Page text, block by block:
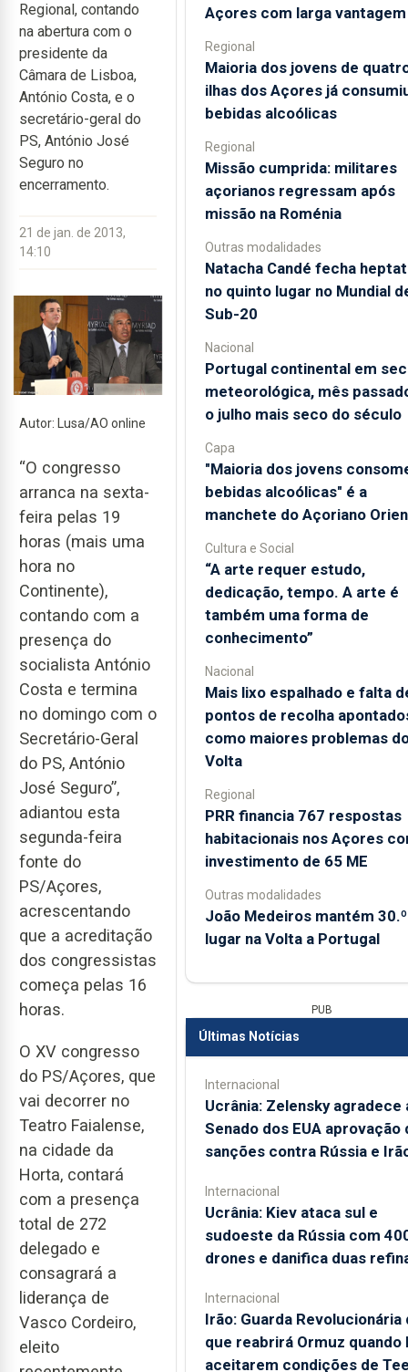
Regional, contando
na abertura com o
presidente da
Câmara de Lisboa,
António Costa, e o
secretário-geral do
PS, António José
Seguro no
encerramento.
21 de jan. de 2013,
14:10
Autor: Lusa/AO online
“O congresso
arranca na sexta-
feira pelas 19
horas (mais uma
hora no
Continente),
contando com a
presença do
socialista António
Costa e termina
no domingo com o
Secretário-Geral
do PS, António
José Seguro”,
adiantou esta
segunda-feira
fonte do
PS/Açores,
acrescentando
que a acreditação
dos congressistas
começa pelas 16
horas.
O XV congresso
do PS/Açores, que
vai decorrer no
Teatro Faialense,
na cidade da
Horta, contará
com a presença
total de 272
delegado e
consagrará a
liderança de
Vasco Cordeiro,
eleito
Açores com larga vantagem
Regional
Maioria dos jovens de
ilhas dos Açores já
bebidas alcoólicas
Regional
Missão cumprida: militares
açorianos regressam após
missão na Roménia
Outras modalidades
Natacha Candé fecha
no quinto lugar no Mundial
Sub-20
Nacional
Portugal continental em
meteorológica, mês
o julho mais seco do século
Capa
"Maioria dos jovens
bebidas alcoólicas" é a
manchete do Açoriano
Cultura e Social
“A arte requer estudo,
dedicação, tempo. A arte é
também uma forma de
conhecimento”
Nacional
Mais lixo espalhado e falta
pontos de recolha
como maiores problemas
Volta
Regional
PRR financia 767 respostas
habitacionais nos Açores
investimento de 65 ME
Outras modalidades
João Medeiros mantém 30.º
lugar na Volta a Portugal
PUB
Últimas Notícias
Internacional
Ucrânia: Zelensky agradece
Senado dos EUA aprovação
sanções contra Rússia e
Internacional
Ucrânia: Kiev ataca sul e
sudoeste da Rússia com
drones e danifica duas
Internacional
Irão: Guarda Revolucionária
que reabrirá Ormuz quando
aceitarem condições de